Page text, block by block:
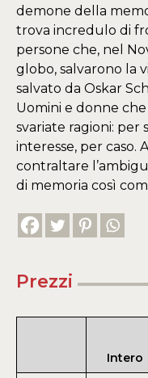
demone della
trova incredulo di
persone che, nel
globo, salvarono la
salvato da Oskar
Uomini e donne
svariate ragioni: per
interesse, per caso.
contraltare
di memoria così
Prezzi
Intero